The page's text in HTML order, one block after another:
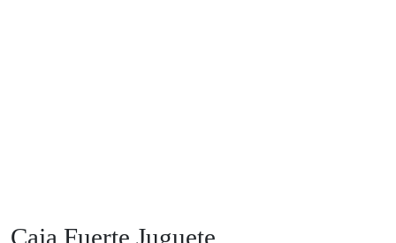
Caja Fuerte Juguete